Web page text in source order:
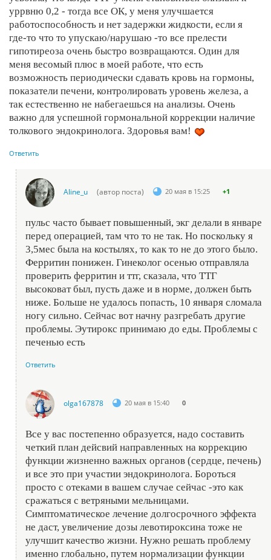
уррвню 0,2 - тогда все ОК, у меня улучшается
работоспособность и нет задержки жидкости, если я
где-то что то упускаю/нарушаю -то все прелести
гипотиреоза очень быстро возвращаются. Один для
меня весомый плюс в моей работе, что есть
возможность периодически сдавать кровь на гормоны,
показатели печени, контролировать уровень железа, а
так естественно не набегаешься на анализы. Очень
важно для успешной гормональной коррекции наличие
толкового эндокринолога. Здоровья вам!
Ответить
Aline_u (автор поста) 20 мая в 15:25 +1
пульс часто бывает повышенный, экг делали в январе
перед операцией, там что то не так. Но поскольку я
3,5мес была на костылях, то как то не до этого было.
Ферритин понижен. Гинеколог осенью отправляла
проверить ферритин и ттг, сказала, что ТТГ
высоковат был, пусть даже и в норме, должен быть
ниже. Больше не удалось попасть, 10 января сломала
ногу сильно. Сейчас вот начну разгребать другие
проблемы. Эутирокс принимаю до еды. Проблемы с
печенью есть
Ответить
olga167878 20 мая в 15:40 0
Все у вас постепенно образуется, надо составить
четкий план дейсвий направленных на коррекцию
функции жизненно важных органов (сердце, печень)
и все это при участии эндокринолога. Бороться
просто с отеками в вашем случае сейчас -это как
сражаться с ветряными мельницами.
Симптоматическое лечение долгосрочного эффекта
не даст, увеличение дозы левотироксина тоже не
улучшит качество жизни. Нужно решать проблему
именно глобально, путем нормализации функции